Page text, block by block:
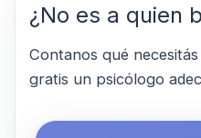
¿No es a quien
Contanos qué
gratis un psicólogo